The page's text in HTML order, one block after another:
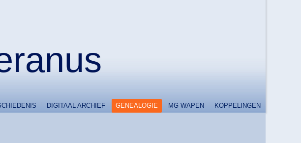
DIGITAAL ARCHIEF GENEALOGIE MG WAPEN KOPPELINGEN